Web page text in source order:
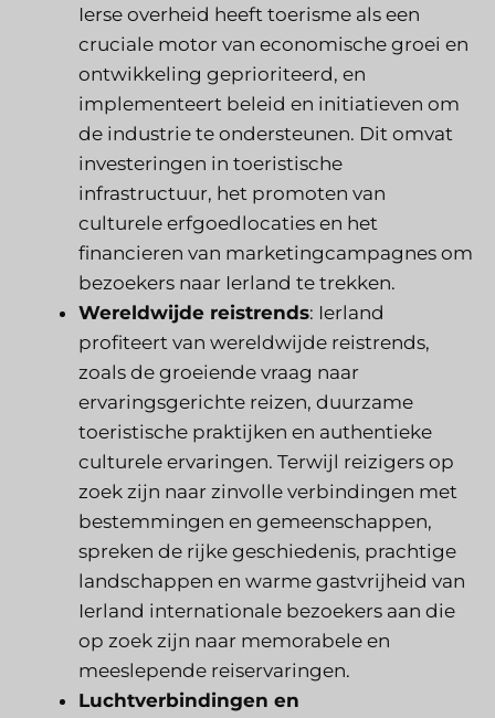
Ierse overheid heeft toerisme als een
cruciale motor van economische groei en
ontwikkeling geprioriteerd, en
implementeert beleid en initiatieven om
de industrie te ondersteunen. Dit omvat
investeringen in toeristische
infrastructuur, het promoten van
culturele erfgoedlocaties en het
financieren van marketingcampagnes om
bezoekers naar Ierland te trekken.
Wereldwijde reistrends: Ierland
profiteert van wereldwijde reistrends,
zoals de groeiende vraag naar
ervaringsgerichte reizen, duurzame
toeristische praktijken en authentieke
culturele ervaringen. Terwijl reizigers op
zoek zijn naar zinvolle verbindingen met
bestemmingen en gemeenschappen,
spreken de rijke geschiedenis, prachtige
landschappen en warme gastvrijheid van
Ierland internationale bezoekers aan die
op zoek zijn naar memorabele en
meeslepende reiservaringen.
Luchtverbindingen en